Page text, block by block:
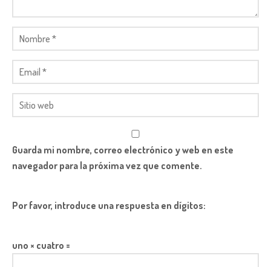
Guarda mi nombre, correo electrónico y web en este
navegador para la próxima vez que comente.
Por favor, introduce una respuesta en dígitos:
uno × cuatro =